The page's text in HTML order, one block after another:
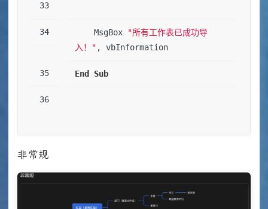
    MsgBox
"所有工作表已成功导
入！" , vbInformation
End Sub
非常规